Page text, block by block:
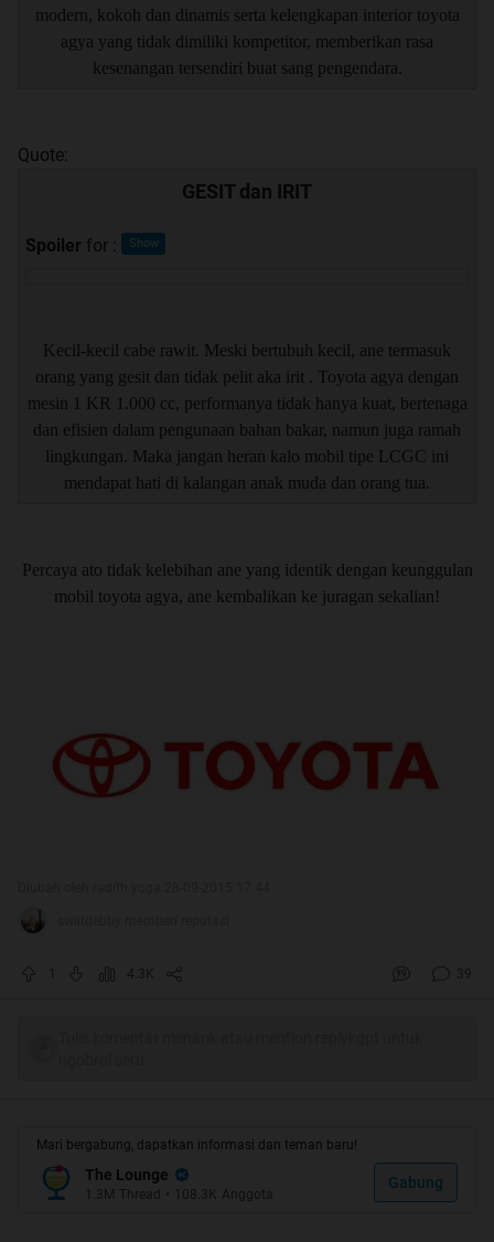
modern, kokoh dan dinamis serta kelengkapan interior toyota
agya yang tidak dimiliki kompetitor, memberikan rasa
kesenangan tersendiri buat sang pengendara.
Quote:
GESIT dan IRIT
Spoiler for
Kecil-kecil cabe rawit. Meski bertubuh kecil, ane termasuk
orang yang gesit dan tidak pelit aka irit . Toyota agya dengan
mesin 1 KR 1.000 cc, performanya tidak hanya kuat, bertenaga
dan efisien dalam pengunaan bahan bakar, namun juga ramah
lingkungan. Maka jangan heran kalo mobil tipe LCGC ini
mendapat hati di kalangan anak muda dan orang tua.
Percaya ato tidak kelebihan ane yang identik dengan keunggulan
mobil toyota agya, ane kembalikan ke juragan sekalian!
4.3K 39
Mari bergabung, dapatkan informasi dan teman baru!
The Lounge
1.3M Thread • 108.3K Anggota
Gabung